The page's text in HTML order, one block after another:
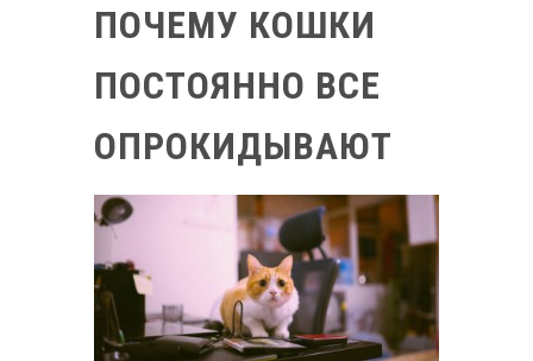
ПОЧЕМУ КОШКИ
ПОСТОЯННО ВСЕ
ОПРОКИДЫВАЮТ